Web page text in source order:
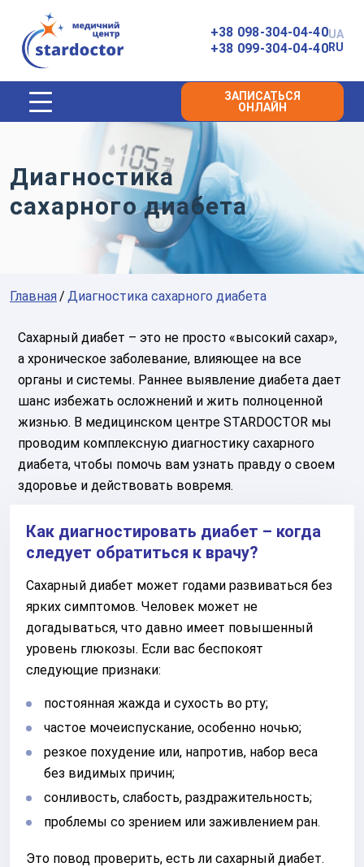
Главная
+38 098-304-04-40
+38 099-304-04-40
UA
RU
ЗАПИСАТЬСЯ
ОНЛАЙН
Диагностика
сахарного диабета
Главная Диагностика сахарного диабета
Сахарный диабет – это не просто «высокий сахар»,
а хроническое заболевание, влияющее на все
органы и системы. Раннее выявление диабета дает
шанс избежать осложнений и жить полноценной
жизнью. В медицинском центре STARDOCTOR мы
проводим комплексную диагностику сахарного
диабета, чтобы помочь вам узнать правду о своем
здоровье и действовать вовремя.
Как диагностировать диабет – когда
следует обратиться к врачу?
Сахарный диабет может годами развиваться без
ярких симптомов. Человек может не
догадываться, что давно имеет повышенный
уровень глюкозы. Если вас беспокоят
следующие признаки:
постоянная жажда и сухость во рту;
частое мочеиспускание, особенно ночью;
резкое похудение или, напротив, набор веса
без видимых причин;
сонливость, слабость, раздражительность;
проблемы со зрением или заживлением ран.
Это повод проверить, есть ли сахарный диабет.